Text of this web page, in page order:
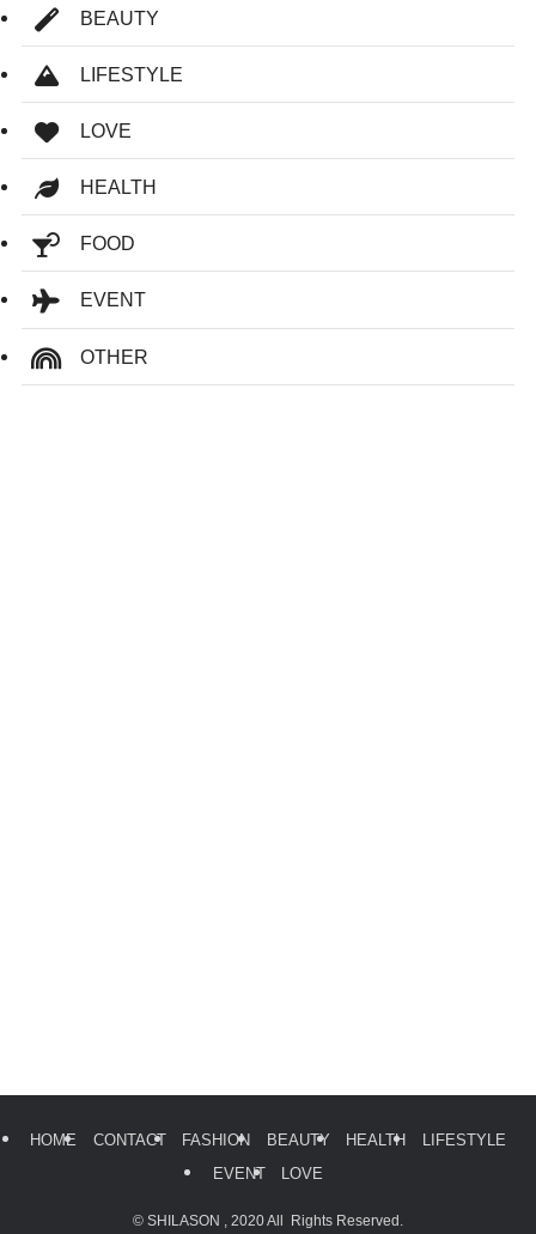
BEAUTY
LIFESTYLE
LOVE
HEALTH
FOOD
EVENT
OTHER
HOME CONTACT FASHION BEAUTY HEALTH
LIFESTYLE
EVENT
LOVE
© SHILASON , 2020 All Rights Reserved.